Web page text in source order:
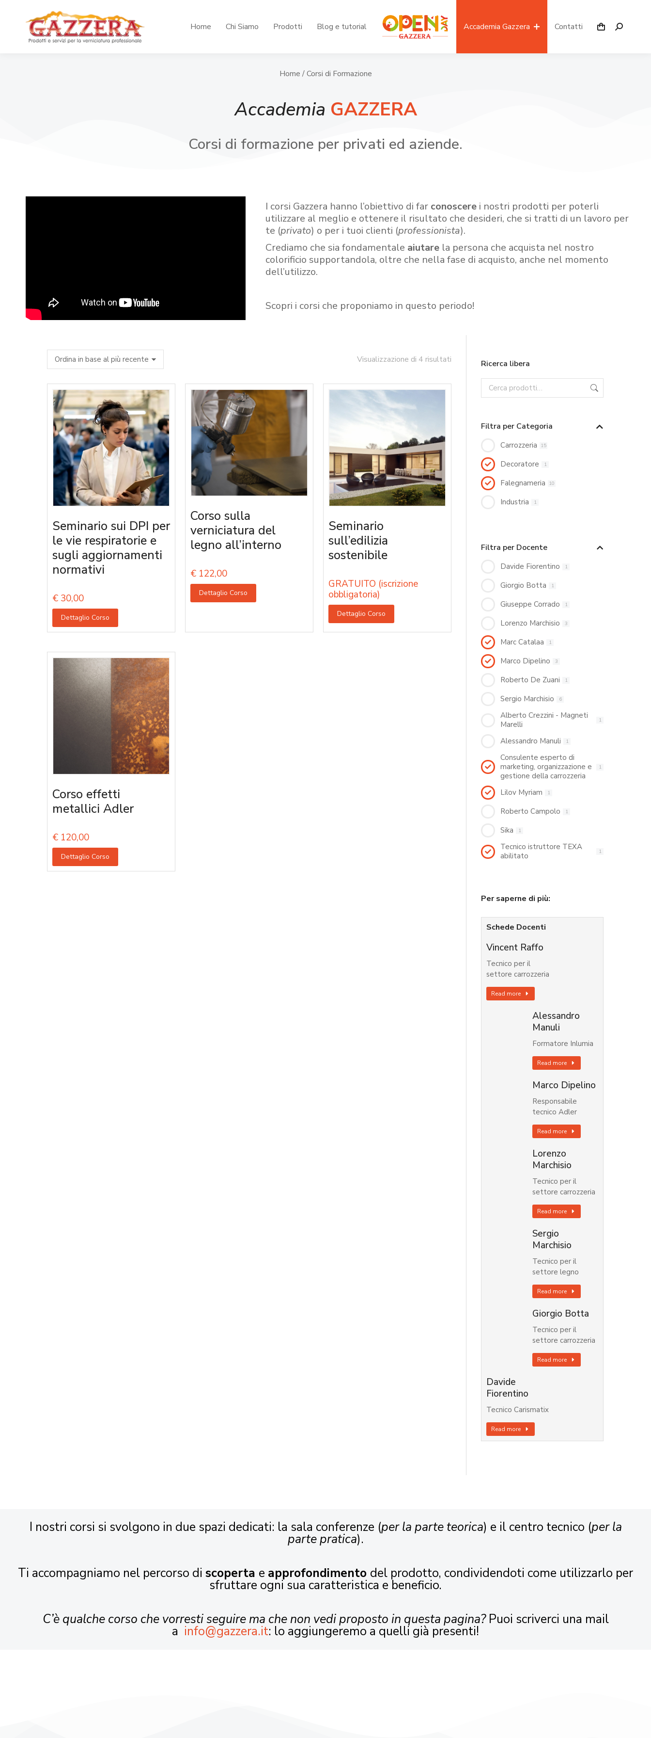
Home Chi Siamo Prodotti Blog e tutorial Accademia Gazzera Contatti
Home / Corsi di Formazione
Accademia GAZZERA
Corsi di formazione per privati ed aziende.
I corsi Gazzera hanno l’obiettivo di far conoscerei nostri prodotti per poterli
utilizzare al meglio e ottenere il risultato che desideri, che si tratti di un lavoro per
te (privato) o per i tuoi clienti (professionista).
Crediamo che sia fondamentale aiutare la persona che acquista nel nostro
colorificio supportandola, oltre che nella fase di acquisto, anche nel momento
dell’utilizzo.
Scopri i corsi che proponiamo in questo periodo!
Visualizzazione di 4 risultati
Seminario sui DPI per
le vie respiratorie e
sugli aggiornamenti
normativi
€ 30,00
Dettaglio Corso
Corso sulla
verniciatura del
legno all’interno
€ 122,00
Dettaglio Corso
Seminario
sull’edilizia
sostenibile
GRATUITO (iscrizione
obbligatoria)
Dettaglio Corso
Corso effetti
metallici Adler
€ 120,00
Dettaglio Corso
Ricerca libera
Filtra per Categoria
Carrozzeria 15
Decoratore 1
Falegnameria 10
Industria 1
Filtra per Docente
Davide Fiorentino 1
Giorgio Botta 1
Giuseppe Corrado 1
Lorenzo Marchisio 3
Marc Catalaa 1
Marco Dipelino 3
Roberto De Zuani 1
Sergio Marchisio 6
Alberto Crezzini - Magneti
Marelli
1
Alessandro Manuli 1
Consulente esperto di
marketing, organizzazione e
gestione della carrozzeria
1
Lilov Myriam 1
Roberto Campolo 1
Sika 1
Tecnico istruttore TEXA
abilitato
1
Per saperne di più:
Schede Docenti
Vincent Raffo
Tecnico per il
settore carrozzeria
Read more
Alessandro
Manuli
Formatore Inlumia
Read more
Marco Dipelino
Responsabile
tecnico Adler
Read more
Lorenzo
Marchisio
Tecnico per il
settore carrozzeria
Read more
Sergio
Marchisio
Tecnico per il
settore legno
Read more
Giorgio Botta
Tecnico per il
settore carrozzeria
Read more
Davide
Fiorentino
Tecnico Carismatix
Read more
I nostri corsi si svolgono in due spazi dedicati: la sala conferenze (per la parte teorica) e il centro tecnico (per la
parte pratica).
Ti accompagniamo nel percorso di scoperta e approfondimento del prodotto, condividendoti come utilizzarlo per
sfruttare ogni sua caratteristica e beneficio.
C’è qualche corso che vorresti seguire ma che non vedi proposto in questa pagina?Puoi scriverci una mail
a info@gazzera.it: lo aggiungeremo a quelli già presenti!